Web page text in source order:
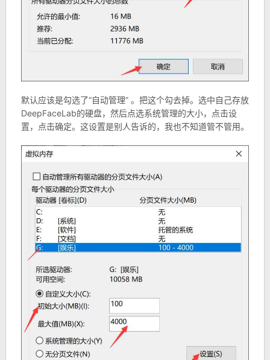
默认应该是勾选了“自动管理” 。把这个勾去掉。选中自己存放
DeepFaceLab的硬盘，然后点选系统管理的大小，点击设
置，点击确定。这设置是别人告诉的，我也不知道管不管用。